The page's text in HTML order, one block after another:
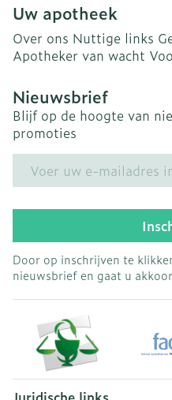
Uw apotheek
Over ons Nuttige links
Apotheker van wacht
Nieuwsbrief
Blijf op de hoogte van
promoties
Door op inschrijven te
nieuwsbrief en gaat u